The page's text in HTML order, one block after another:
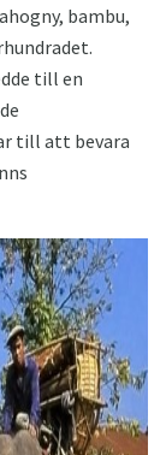
bambu,
till en
till att bevara